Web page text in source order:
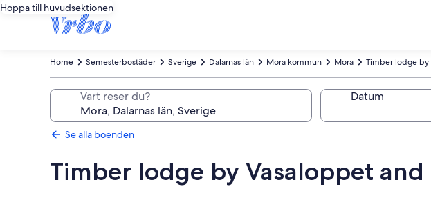
Hoppa till huvudsektionen
Timber lodge by
Mora
Mora kommun
Dalarnas län
Sverige
Semesterbostäder
Home
Vart reser du? Datum
Se alla boenden
Timber lodge by Vasaloppet